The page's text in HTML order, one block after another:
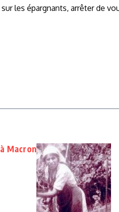
les épargnants, arrêter de
Macron